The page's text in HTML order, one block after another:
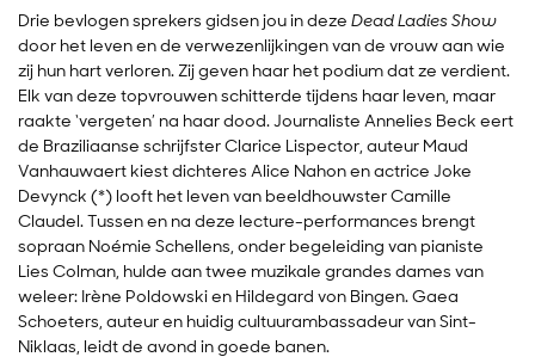
Drie bevlogen sprekers gidsen jou in deze Dead Ladies Show
door het leven en de verwezenlijkingen van de vrouw aan wie
zij hun hart verloren. Zij geven haar het podium dat ze verdient.
Elk van deze topvrouwen schitterde tijdens haar leven, maar
raakte ‘vergeten’ na haar dood. Journaliste Annelies Beck eert
de Braziliaanse schrijfster Clarice Lispector, auteur Maud
Vanhauwaert kiest dichteres Alice Nahon en actrice Joke
Devynck (*) looft het leven van beeldhouwster Camille
Claudel. Tussen en na deze lecture-performances brengt
sopraan Noémie Schellens, onder begeleiding van pianiste
Lies Colman, hulde aan twee muzikale grandes dames van
weleer: Irène Poldowski en Hildegard von Bingen. Gaea
Schoeters, auteur en huidig cultuurambassadeur van Sint-
Niklaas, leidt de avond in goede banen.